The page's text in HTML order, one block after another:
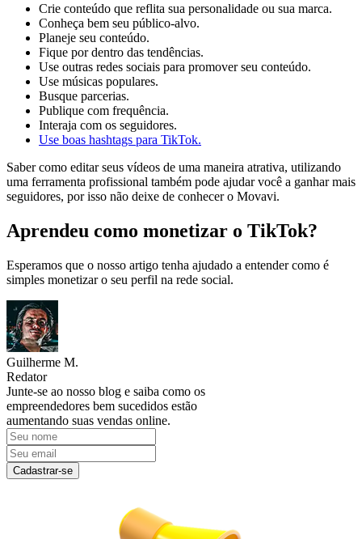
Crie conteúdo que reflita sua personalidade ou sua marca.
Conheça bem seu público-alvo.
Planeje seu conteúdo.
Fique por dentro das tendências.
Use outras redes sociais para promover seu conteúdo.
Use músicas populares.
Busque parcerias.
Publique com frequência.
Interaja com os seguidores.
Use boas hashtags para TikTok.
Saber como editar seus vídeos de uma maneira atrativa, utilizando
uma ferramenta profissional também pode ajudar você a ganhar mais
seguidores, por isso não deixe de conhecer o Movavi.
Aprendeu como monetizar o TikTok?
Esperamos que o nosso artigo tenha ajudado a entender como é
simples monetizar o seu perfil na rede social.
Guilherme M.
Redator
Junte-se ao nosso blog e saiba como os
empreendedores bem sucedidos estão
aumentando suas vendas online.
Cadastrar-se